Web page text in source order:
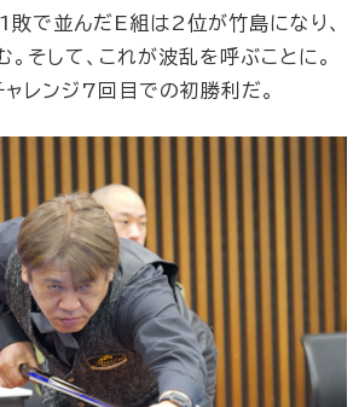
で並んだE組は2位が竹島になり、
そして、これが波乱を呼ぶことに。
レンジ7回目での初勝利だ。